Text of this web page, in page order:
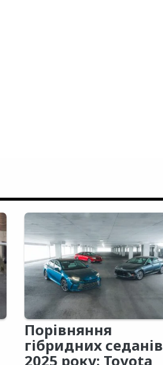
Порівняння
гібридних седанів
2025 року: Toyota